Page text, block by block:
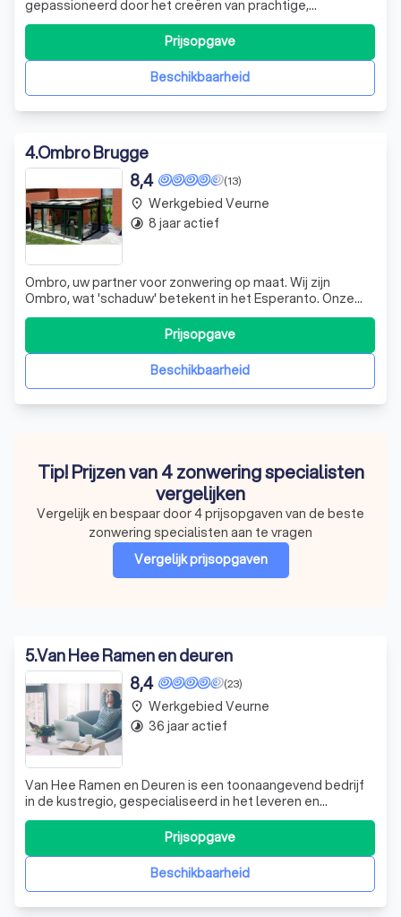
gepassioneerd door het creëren van prachtige,
functionele en inspirerende interieurs. Onze expertise
strekt zich uit van het ontwerpen van trendy
appartementen tot het leveren van hoogwaardige
interieurproducten zoals vloer- en wandbekleding,
Beschikbaarheid
Prijsopgave
4.Ombro Brugge
(13)
8,4
Ombro, uw partner voor zonwering op maat. Wij zijn
Ombro, wat 'schaduw' betekent in het Esperanto. Onze
naam weerspiegelt onze missie: u laten genieten van de
zon, precies zoals u dat wilt. Onze familie, de
Vandenbulckes, begon 60 jaar geleden met een
glasinstallatiebedrijf in Brugge. In 2018, reage
Beschikbaarheid
Prijsopgave
place Werkgebied Veurne
timelapse 8 jaar actief
Tip! Prijzen van 4 zonwering specialisten
vergelijken
Vergelijk en bespaar door 4 prijsopgaven van de beste
zonwering specialisten aan te vragen
Vergelijk prijsopgaven
5.Van Hee Ramen en deuren
(23)
8,4
Van Hee Ramen en Deuren is een toonaangevend bedrijf
in de kustregio, gespecialiseerd in het leveren en
plaatsen van ramen, deuren, zonwering en
terrasoverkappingen. We zijn er voor u, door weer en wind,
om uw woning compleet te maken. Onze producten zijn
van topkwaliteit, vervaardigd uit zorgvuldig
Beschikbaarheid
Prijsopgave
place Werkgebied Veurne
timelapse 36 jaar actief